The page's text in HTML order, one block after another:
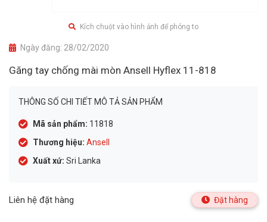
Kích chuột vào hình ảnh để phóng to
Ngày đăng: 28/02/2020
Găng tay chống mài mòn Ansell Hyflex 11-818
THÔNG SỐ CHI TIẾT MÔ TẢ SẢN PHẨM
Mã sản phẩm: 11818
Thương hiệu: Ansell
Xuất xứ: Sri Lanka
Liên hệ đặt hàng Đặt hàng